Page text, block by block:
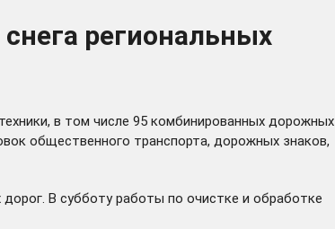
региональных
в том числе 95 комбинированных дорожных
общественного транспорта, дорожных знаков,
В субботу работы по очистке и обработке